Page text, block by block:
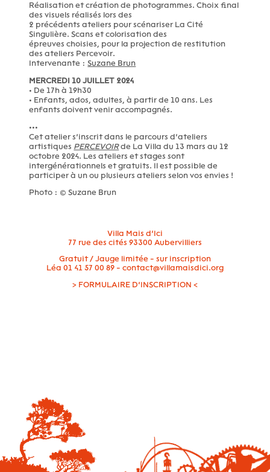
Réalisation et création de photogrammes. Choix final
des visuels réalisés lors des
2 précédents ateliers pour scénariser La Cité
Singulière. Scans et colorisation des
épreuves choisies, pour la projection de restitution
des ateliers Percevoir.
Intervenante :Suzane Brun
MERCREDI 10 JUILLET 2024
• De 17h à 19h30
• Enfants, ados, adultes, à partir de 10 ans. Les
enfants doivent venir accompagnés.
•••
Cet atelier s’inscrit dans le parcours d’ateliers
artistiques PERCEVOIRde La Villa du 13 mars au 12
octobre 2024. Les ateliers et stages sont
intergénérationnels et gratuits. Il est possible de
participer à un ou plusieurs ateliers selon vos envies !
Photo : © Suzane Brun
Villa Mais d’Ici
77 rue des cités 93300 Aubervilliers
Gratuit / Jauge limitée - sur inscription
Léa 01 41 57 00 89 - contact@villamaisdici.org
> FORMULAIRE D’INSCRIPTION <